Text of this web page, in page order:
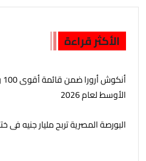
الأكثر قراءة
الأوسط لعام 2026
البورصة المصرية تربح مليار جنيه فى